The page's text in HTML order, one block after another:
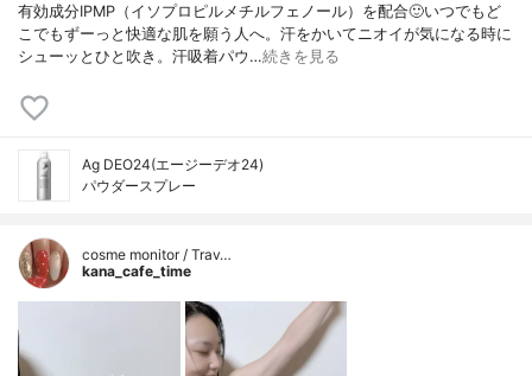
有効成分IPMP（イソプロピルメチルフェノール）を配合🙂いつでもど
こでもずーっと快適な肌を願う人へ。汗をかいてニオイが気になる時に
シューッとひと吹き。汗吸着パウ…続きを見る
Ag DEO24(エージーデオ24)
パウダースプレー
cosme monitor / Trav…
kana_cafe_time